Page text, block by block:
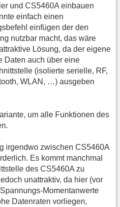
und CS5460A einbauen
einfach einen
einfügen der den
nutzbar macht, das wäre
Lösung, da der eigene
Daten auch über eine
(isolierte serielle, RF,
WLAN, …) ausgeben
um alle Funktionen des
irgendwo zwischen CS5460A
Es kommt manchmal
des CS5460A zu
unattraktiv, da hier (vor
Momentanwerte
Datenraten vorliegen,